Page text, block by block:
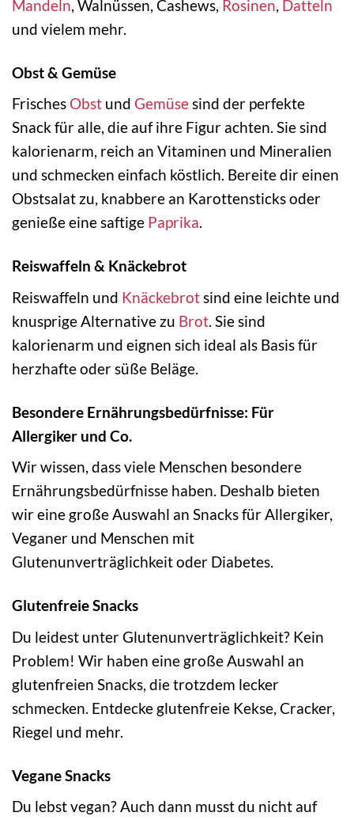
Mandeln, Walnüssen, Cashews, Rosinen, Datteln
und vielem mehr.
Obst & Gemüse
Frisches Obst und Gemüsesind der perfekte
Snack für alle, die auf ihre Figur achten. Sie sind
kalorienarm, reich an Vitaminen und Mineralien
und schmecken einfach köstlich. Bereite dir einen
Obstsalat zu, knabbere an Karottensticks oder
genieße eine saftige Paprika.
Reiswaffeln & Knäckebrot
Reiswaffeln und Knäckebrotsind eine leichte und
knusprige Alternative zu Brot. Sie sind
kalorienarm und eignen sich ideal als Basis für
herzhafte oder süße Beläge.
Besondere Ernährungsbedürfnisse: Für
Allergiker und Co.
Wir wissen, dass viele Menschen besondere
Ernährungsbedürfnisse haben. Deshalb bieten
wir eine große Auswahl an Snacks für Allergiker,
Veganer und Menschen mit
Glutenunverträglichkeit oder Diabetes.
Glutenfreie Snacks
Du leidest unter Glutenunverträglichkeit? Kein
Problem! Wir haben eine große Auswahl an
glutenfreien Snacks, die trotzdem lecker
schmecken. Entdecke glutenfreie Kekse, Cracker,
Riegel und mehr.
Vegane Snacks
Du lebst vegan? Auch dann musst du nicht auf